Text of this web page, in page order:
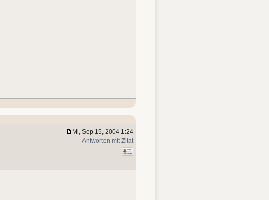
Mi, Sep 15, 2004 1:24
Antworten mit Zitat